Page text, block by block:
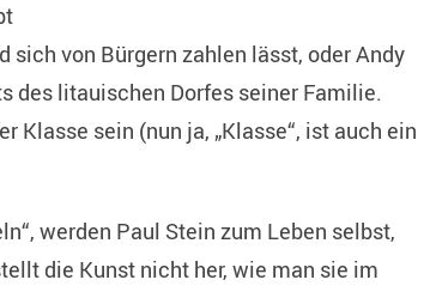
sich von Bürgern zahlen lässt, oder Andy
des litauischen Dorfes seiner Familie.
Klasse sein (nun ja, „Klasse“, ist auch ein
werden Paul Stein zum Leben selbst,
die Kunst nicht her, wie man sie im